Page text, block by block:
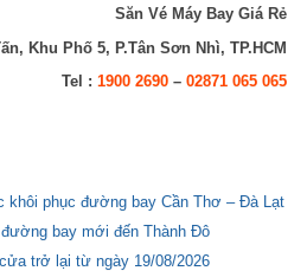
Săn Vé Máy Bay Giá Rẻ
Khu Phố 5, P.Tân Sơn Nhì, TP.HCM
Tel : 1900 2690– 02871 065 065
khôi phục đường bay Cần Thơ – Đà Lạt
bay mới đến Thành Đô
trở lại từ ngày 19/08/2026